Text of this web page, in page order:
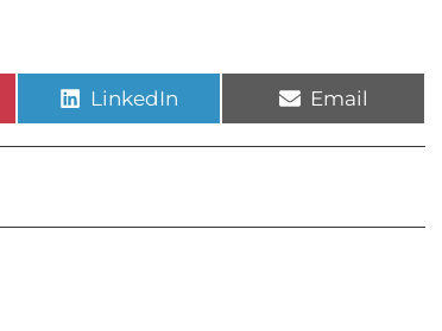
LinkedIn Email